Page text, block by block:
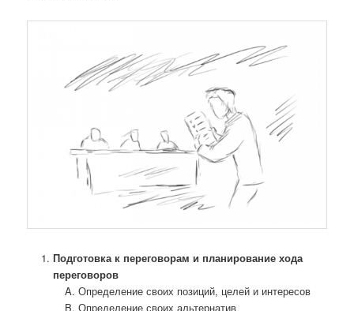
Подготовка к переговорам и планирование хода
переговоров
Определение своих позиций, целей и интересов
Определение своих альтернатив